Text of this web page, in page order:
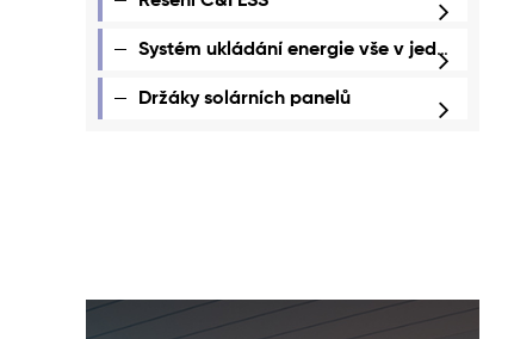
Systém ukládání energie vše v jednom
Držáky solárních panelů